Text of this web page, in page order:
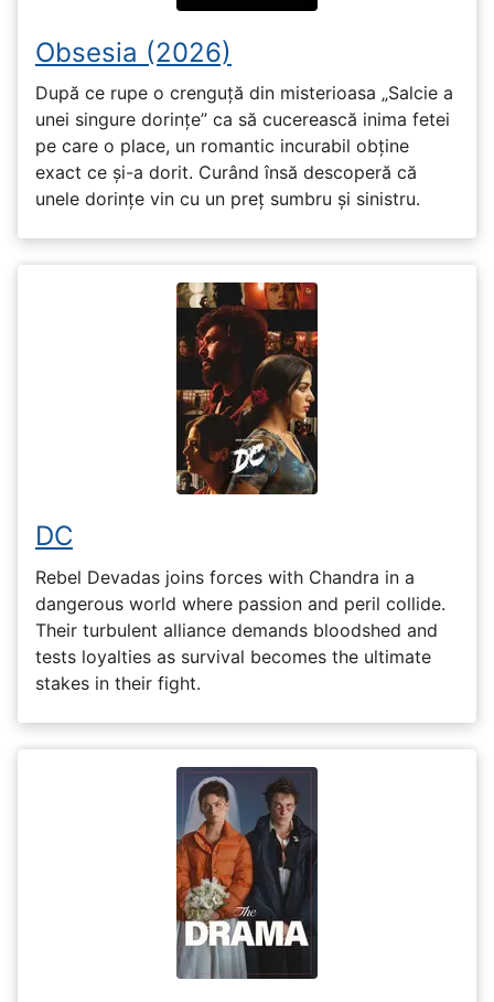
Obsesia (2026)
După ce rupe o crenguță din misterioasa „Salcie a
unei singure dorințe” ca să cucerească inima fetei
pe care o place, un romantic incurabil obține
exact ce și-a dorit. Curând însă descoperă că
unele dorințe vin cu un preț sumbru și sinistru.
DC
Rebel Devadas joins forces with Chandra in a
dangerous world where passion and peril collide.
Their turbulent alliance demands bloodshed and
tests loyalties as survival becomes the ultimate
stakes in their fight.